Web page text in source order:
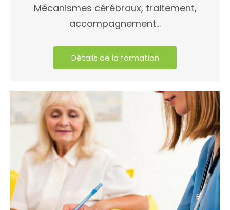
Mécanismes cérébraux, traitement,
accompagnement...
Détails de la formation